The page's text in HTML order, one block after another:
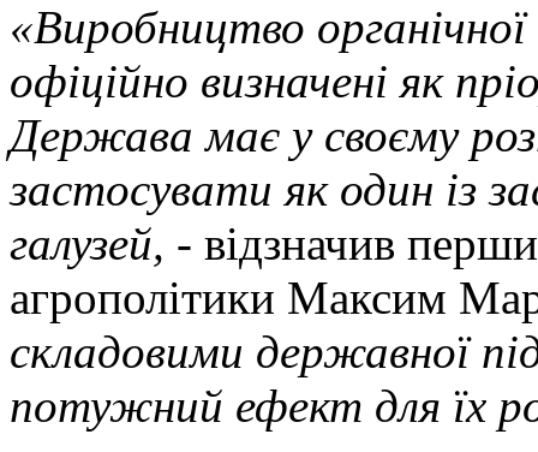
«Виробництво
офіційно визначені як
Держава має у своєму
застосувати як один із
галузей, - відзначив
агрополітики Максим
складовими державної
потужний ефект для їх